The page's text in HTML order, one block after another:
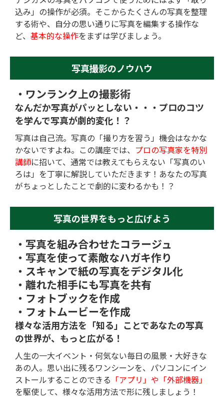
込み」の操作が必須。そこからたくさんの写真を整理
する術や、自分の思い通りに写真を編集する操作な
ど、 基本的な操作をまずは学びましょう。
写真撮影のノウハウ
・ワンランク上の撮影術
なんだか写真がパッとしない・・・ プロのコツ
を学んで写真が劇的変化！？
写真は自己流。写真の「撮り方を習う」機会はなかな
かないですよね。この講座では、 プロの写真家を特別
講師に招いて、通常では教えてもらえない「写真のい
ろは」を丁寧に解説していただきます！あなたの写真
がちょっとしたことで劇的に変わるかも！？
写真の世界をもっと広げよう
・写真を組み合わせたコラージュ
・写真を使って素敵なハガキ作り
・スキャンで紙の写真をデジタル化
・離れた相手にも写真を共有
・フォトブックを作成
・フォトムービーを作成
様々な活用方法を「知る」ことであなたの写真
の世界が、もっと広がる！
人生の一大イベント・何気ない毎日の風景・大好きな
あの人。思い出に残るワンシーンを、パソコンにイン
ストールすることのできる 「アプリ」や「外部機器」
を駆使して、様々な活用方法で形に残しましょう！